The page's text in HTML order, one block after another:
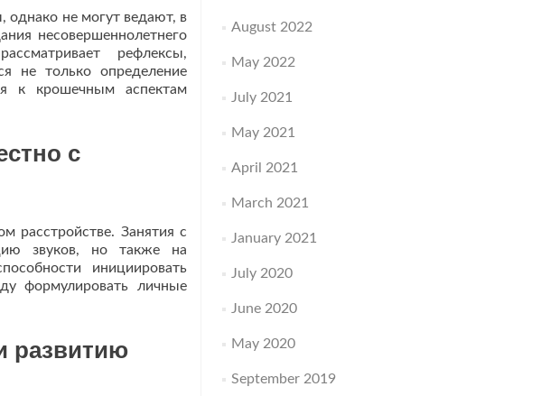
однако не могут ведают, в
несовершеннолетнего
рефлексы,
не только определение
к крошечным аспектам
с
расстройстве. Занятия с
звуков, но также на
инициировать
формулировать личные
развитию
August 2022
May 2022
July 2021
May 2021
April 2021
March 2021
January 2021
July 2020
June 2020
May 2020
September 2019